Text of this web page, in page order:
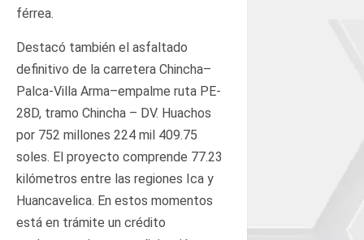
férrea.
Destacó también el asfaltado
definitivo de la carretera Chincha–
Palca-Villa Arma–empalme ruta PE-
28D, tramo Chincha – DV. Huachos
por 752 millones 224 mil 409.75
soles. El proyecto comprende 77.23
kilómetros entre las regiones Ica y
Huancavelica. En estos momentos
está en trámite un crédito